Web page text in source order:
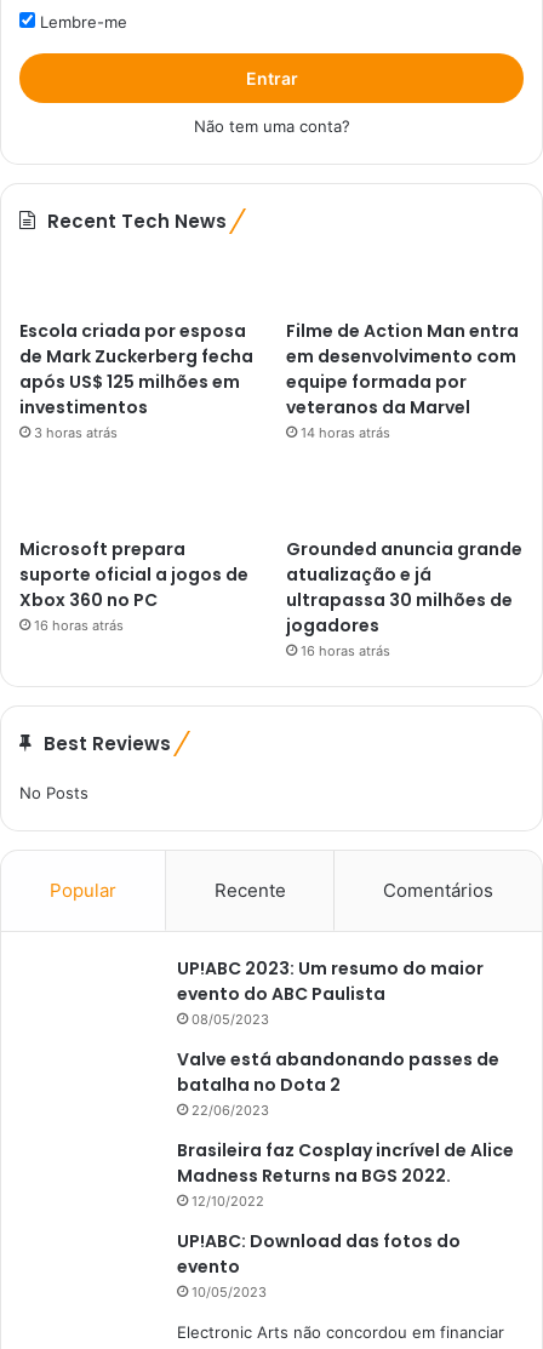
Lembre-me
Entrar
Não tem uma conta?
Recent Tech News
Escola criada por esposa
de Mark Zuckerberg fecha
após US$ 125 milhões em
investimentos
3 horas atrás
Filme de Action Man entra
em desenvolvimento com
equipe formada por
veteranos da Marvel
14 horas atrás
Microsoft prepara
suporte oficial a jogos de
Xbox 360 no PC
16 horas atrás
Grounded anuncia grande
atualização e já
ultrapassa 30 milhões de
jogadores
16 horas atrás
Best Reviews
No Posts
Popular Recente Comentários
UP!ABC 2023: Um resumo do maior
evento do ABC Paulista
08/05/2023
Valve está abandonando passes de
batalha no Dota 2
22/06/2023
Brasileira faz Cosplay incrível de Alice
Madness Returns na BGS 2022.
12/10/2022
UP!ABC: Download das fotos do
evento
10/05/2023
Electronic Arts não concordou em financiar